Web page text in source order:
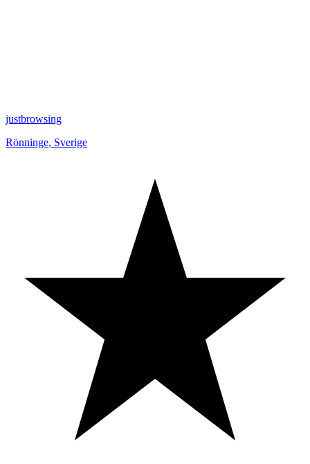
justbrowsing
Rönninge, Sverige